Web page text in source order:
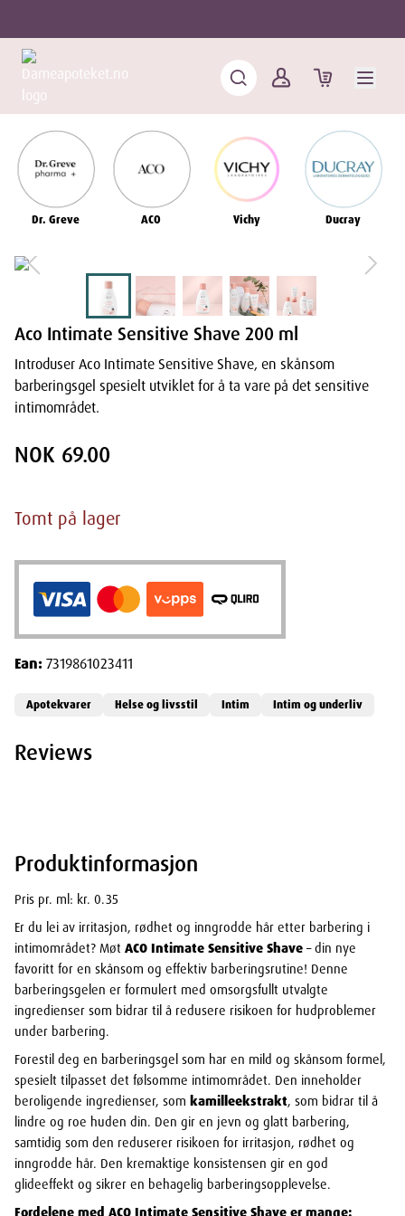
Dr. Greve ACO Vichy Ducray
Produktinformasjon
Pris pr. ml: kr. 0.35
Er du lei av irritasjon, rødhet og inngrodde hår etter barbering i
intimområdet? Møt ACO Intimate Sensitive Shave – din nye
favoritt for en skånsom og effektiv barberingsrutine! Denne
barberingsgelen er formulert med omsorgsfullt utvalgte
ingredienser som bidrar til å redusere risikoen for hudproblemer
under barbering.
Forestil deg en barberingsgel som har en mild og skånsom formel,
spesielt tilpasset det følsomme intimområdet. Den inneholder
beroligende ingredienser, som kamilleekstrakt, som bidrar til å
lindre og roe huden din. Den gir en jevn og glatt barbering,
samtidig som den reduserer risikoen for irritasjon, rødhet og
inngrodde hår. Den kremaktige konsistensen gir en god
glideeffekt og sikrer en behagelig barberingsopplevelse.
Aco Intimate Sensitive Shave 200 ml
Introduser Aco Intimate Sensitive Shave, en skånsom
barberingsgel spesielt utviklet for å ta vare på det sensitive
intimområdet.
NOK 69.00
Tomt på lager
Ean:7319861023411
Apotekvarer Helse og livsstil Intim Intim og underliv
Reviews